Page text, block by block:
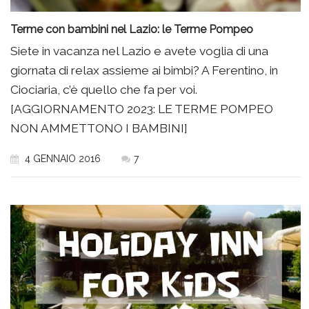
Terme con bambini nel Lazio: le Terme Pompeo
Siete in vacanza nel Lazio e avete voglia di una
giornata di relax assieme ai bimbi? A Ferentino, in
Ciociaria, c’è quello che fa per voi.
[AGGIORNAMENTO 2023: LE TERME POMPEO
NON AMMETTONO I BAMBINI]
4 GENNAIO 2016 7